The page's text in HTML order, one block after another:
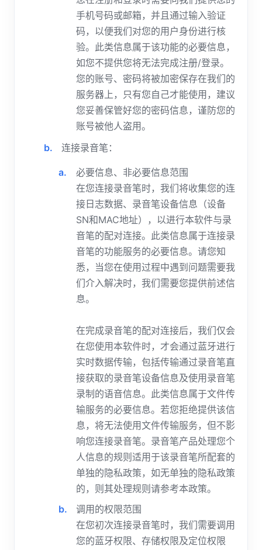
手机号码或邮箱，并且通过输入验证
码，以便我们对您的用户身份进行核
验。此类信息属于该功能的必要信息，
如您不提供您将无法完成注册/登录。
您的账号、密码将被加密保存在我们的
服务器上，只有您自己才能使用，建议
您妥善保管好您的密码信息，谨防您的
账号被他人盗用。
连接录音笔：
必要信息、非必要信息范围
在您连接录音笔时，我们将收集您的连
接日志数据、录音笔设备信息（设备
SN和MAC地址），以进行本软件与录
音笔的配对连接。此类信息属于连接录
音笔的功能服务的必要信息。请您知
悉，当您在使用过程中遇到问题需要我
们介入解决时，我们需要您提供前述信
息。
在完成录音笔的配对连接后，我们仅会
在您使用本软件时，才会通过蓝牙进行
实时数据传输，包括传输通过录音笔直
接获取的录音笔设备信息及使用录音笔
录制的语音信息。此类信息属于文件传
输服务的必要信息。若您拒绝提供该信
息，将无法使用文件传输服务，但不影
响您连接录音笔。录音笔产品处理您个
人信息的规则适用于该录音笔所配套的
单独的隐私政策，如无单独的隐私政策
的，则其处理规则请参考本政策。
调用的权限范围
在您初次连接录音笔时，我们需要调用
您的蓝牙权限、存储权限及定位权限